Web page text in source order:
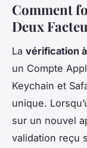
Comment
Deux
La vérification
un Compte
Keychain et
unique.
sur un nouvel
validation reçu